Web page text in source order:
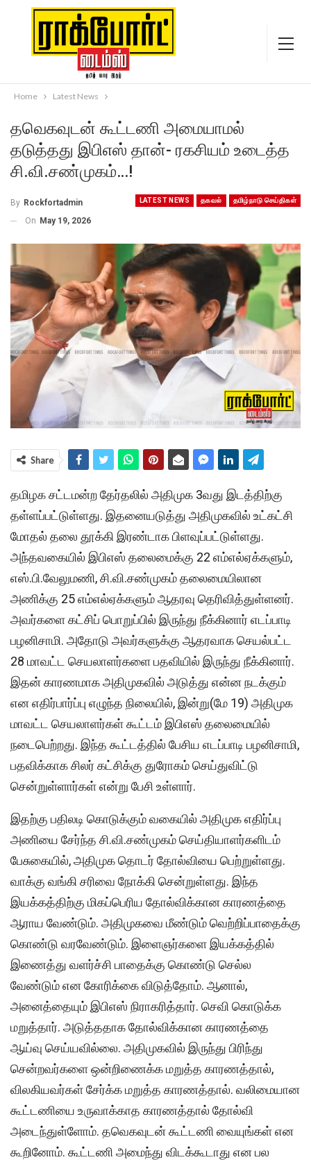
Home Latest News
தவெகவுடன் கூட்டணி அமையாமல்
தடுத்தது இபிஎஸ் தான்- ரகசியம் உடைத்த
சி.வி.சண்முகம்…!
LATEST NEWS தகவல் தமிழ்நாடு செய்திகள்
By Rockfortadmin
On May 19, 2026
Share
தமிழக சட்டமன்ற தேர்தலில் அதிமுக 3வது இடத்திற்கு
தள்ளப்பட்டுள்ளது. இதனையடுத்து அதிமுகவில் உட்கட்சி
மோதல் தலை தூக்கி இரண்டாக பிளவுப்பட்டுள்ளது.
அந்தவகையில் இபிஎஸ் தலைமைக்கு 22 எம்எல்ஏக்களும்,
எஸ்.பி.வேலுமணி, சி.வி.சண்முகம் தலைமையிலான
அணிக்கு 25 எம்எல்ஏக்களும் ஆதரவு தெரிவித்துள்ளனர்.
அவர்களை கட்சிப் பொறுப்பில் இருந்து நீக்கினார் எடப்பாடி
பழனிசாமி. அதோடு அவர்களுக்கு ஆதரவாக செயல்பட்ட
28 மாவட்ட செயலாளர்களை பதவியில் இருந்து நீக்கினார்.
இதன் காரணமாக அதிமுகவில் அடுத்து என்ன நடக்கும்
என எதிர்பார்ப்பு எழுந்த நிலையில், இன்று(மே 19) அதிமுக
மாவட்ட செயலாளர்கள் கூட்டம் இபிஎஸ் தலைமையில்
நடைபெற்றது. இந்த கூட்டத்தில் பேசிய எடப்பாடி பழனிசாமி,
பதவிக்காக சிலர் கட்சிக்கு துரோகம் செய்துவிட்டு
சென்றுள்ளார்கள் என்று பேசி உள்ளார்.
இதற்கு பதிலடி கொடுக்கும் வகையில் அதிமுக எதிர்ப்பு
அணியை சேர்ந்த சி.வி.சண்முகம் செய்தியாளர்களிடம்
பேசுகையில், அதிமுக தொடர் தோல்வியை பெற்றுள்ளது.
வாக்கு வங்கி சரிவை நோக்கி சென்றுள்ளது. இந்த
இயக்கத்திற்கு மிகப்பெரிய தோல்விக்கான காரணத்தை
ஆராய வேண்டும். அதிமுகவை மீண்டும் வெற்றிப்பாதைக்கு
கொண்டு வரவேண்டும். இளைஞர்களை இயக்கத்தில்
இணைத்து வளர்ச்சி பாதைக்கு கொண்டு செல்ல
வேண்டும் என கோரிக்கை விடுத்தோம். ஆனால்,
அனைத்தையும் இபிஎஸ் நிராகரித்தார். செவி கொடுக்க
மறுத்தார். அடுத்ததாக தோல்விக்கான காரணத்தை
ஆய்வு செய்யவில்லை. அதிமுகவில் இருந்து பிரிந்து
சென்றவர்களை ஒன்றிணைக்க மறுத்த காரணத்தால்,
விலகியவர்கள் சேர்க்க மறுத்த காரணத்தால். வலிமையான
கூட்டணியை உருவாக்காத காரணத்தால் தோல்வி
அடைந்துள்ளோம். தவெகவுடன் கூட்டணி வையுங்கள் என
கூறினோம். கூட்டணி அமைந்து விடக்கூடாது என பல